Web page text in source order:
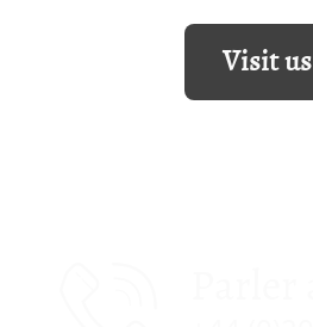
Visit us